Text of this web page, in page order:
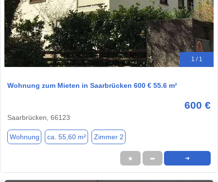
1 / 1
Wohnung zum Mieten in Saarbrücken 600 € 55.6 m²
600 €
Saarbrücken, 66123
Wohnung ca. 55,60 m² Zimmer 2
★ ➦ ➜